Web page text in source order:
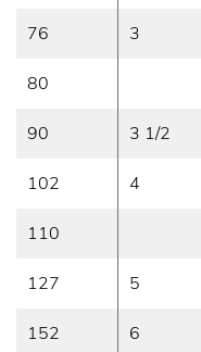
76 3
80
90 3 1/2
102 4
110
127 5
152 6